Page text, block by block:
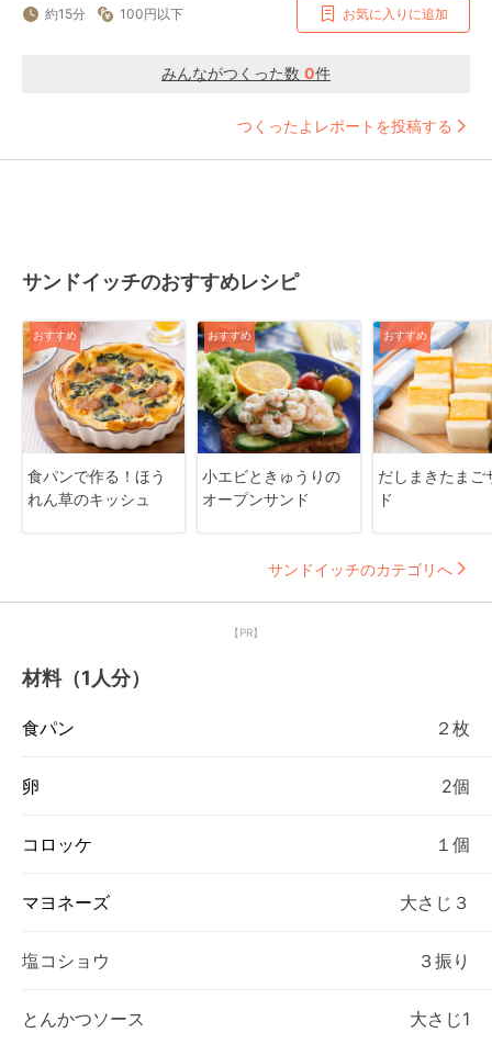
約15分 100円以下 お気に入りに追加
みんながつくった数 0件
つくったよレポートを投稿する
サンドイッチのおすすめレシピ
おすすめ
食パンで作る！ほう
れん草のキッシュ
おすすめ
小エビときゅうりの
オープンサンド
おすすめ
だしまきたまご
ド
サンドイッチのカテゴリへ
【PR】
材料（1人分）
食パン ２枚
卵 2個
コロッケ １個
マヨネーズ 大さじ３
塩コショウ ３振り
とんかつソース 大さじ1